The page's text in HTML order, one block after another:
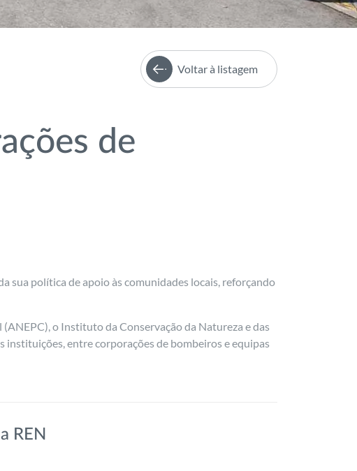
Voltar à listagem
de
sua política de apoio às comunidades locais, reforçando
o Instituto da Conservação da Natureza e das
instituições, entre corporações de bombeiros e equipas
REN